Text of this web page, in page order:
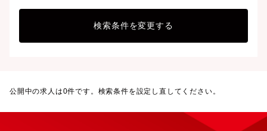
検索条件を変更する
公開中の求人は0件です。検索条件を設定し直してください。